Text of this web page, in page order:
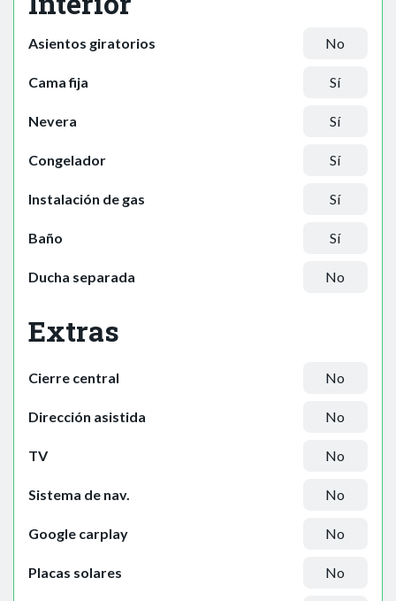
Asientos giratorios No
Cama fija Sí
Nevera Sí
Congelador Sí
Instalación de gas Sí
Baño Sí
Ducha separada No
Extras
Cierre central No
Dirección asistida No
TV No
Sistema de nav. No
Google carplay No
Placas solares No